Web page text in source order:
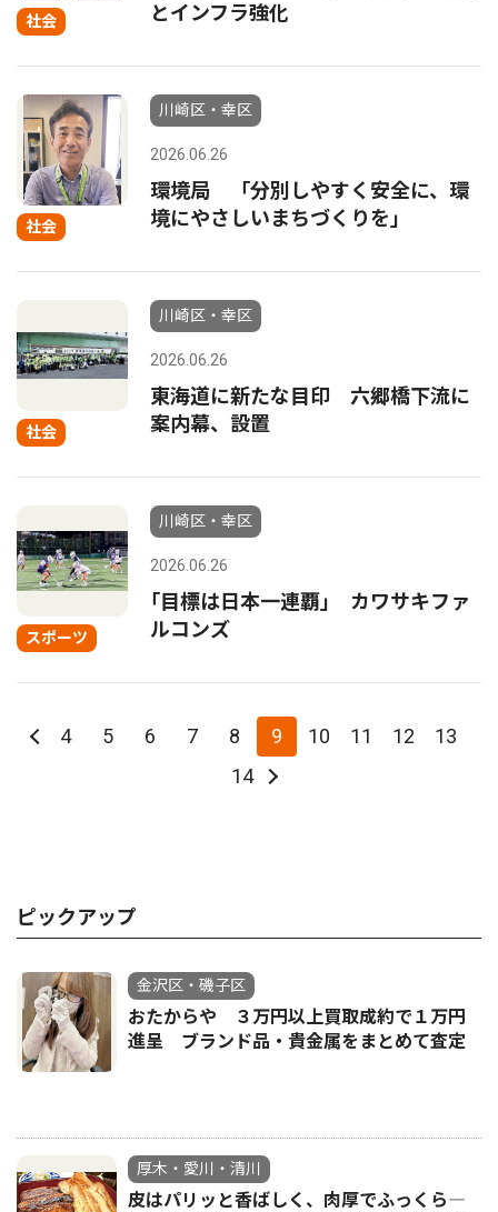
社会
とインフラ強化
社会
川崎区・幸区
2026.06.26
環境局 「分別しやすく安全に、環
境にやさしいまちづくりを」
社会
川崎区・幸区
2026.06.26
東海道に新たな目印 六郷橋下流に
案内幕、設置
スポーツ
川崎区・幸区
2026.06.26
｢目標は日本一連覇｣ カワサキファ
ルコンズ
4 5 6 7 8 9 10 11 12
13
14
ピックアップ
金沢区・磯子区
おたからや ３万円以上買取成約で１万円
進呈 ブランド品・貴金属をまとめて査定
厚木・愛川・清川
皮はパリッと香ばしく、肉厚でふっくら―